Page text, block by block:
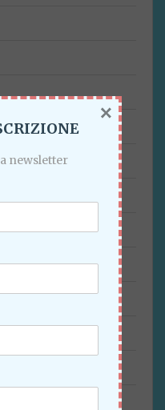
newsletter
×